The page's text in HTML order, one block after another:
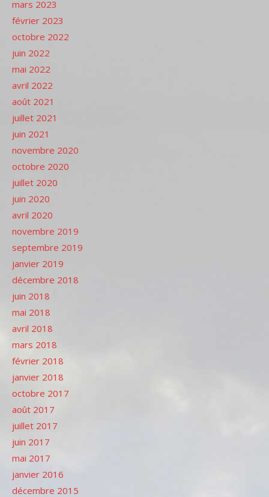
mars 2023
février 2023
octobre 2022
juin 2022
mai 2022
avril 2022
août 2021
juillet 2021
juin 2021
novembre 2020
octobre 2020
juillet 2020
juin 2020
avril 2020
novembre 2019
septembre 2019
janvier 2019
décembre 2018
juin 2018
mai 2018
avril 2018
mars 2018
février 2018
janvier 2018
octobre 2017
août 2017
juillet 2017
juin 2017
mai 2017
janvier 2016
décembre 2015